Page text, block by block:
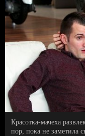
Красотка-мачеха
пор, пока не заметила